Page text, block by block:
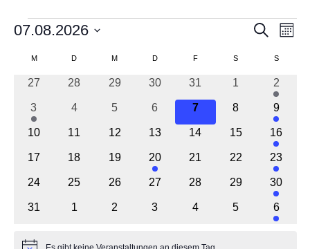
Veranstaltungen
und
Suche
Monat
07.08.2026
wählen.
Kalender
von
Veranstaltungen
MMONTAG D DIENSTAGM MITTWOCH
DDONNERSTAG
FFREITAG S SAMSTAGS
0
27
0
28
0
Veranstaltungen
29
0
Veranstaltungen
30
0
Veranstaltungen
31
0
1
1
2
1
Veranstaltung
3
0
4
0
Veranstaltungen
5
0
Veranstaltungen
6
0
Veranstaltungen
7
0
8
1
9
0
10
0
11
0
12
0
13
0
14
0
Veranstaltungen
15
1
16
0
17
0
18
0
Veranstaltungen
19
1
Veranstaltung
20
0
21
0
Veranstaltungen
22
1
23
0
24
0
25
0
26
0
27
0
28
0
Veranstaltungen
29
1
30
0
31
0
1
0
2
0
3
0
4
0
5
1
6